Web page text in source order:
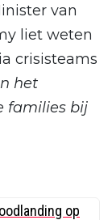
van
liet weten
crisisteams
het
families bij
op